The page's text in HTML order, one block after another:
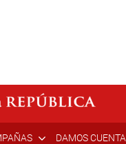
DAMOS CUENTA